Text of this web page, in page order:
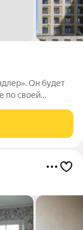
Он будет
по своей
со